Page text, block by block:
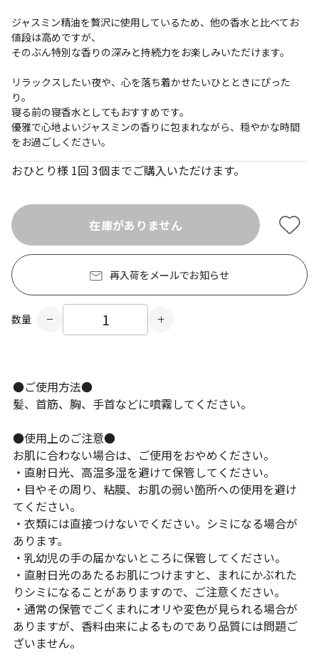
ジャスミン精油を贅沢に使用しているため、他の香水と比べてお
値段は高めですが、
そのぶん特別な香りの深みと持続力をお楽しみいただけます。
リラックスしたい夜や、心を落ち着かせたいひとときにぴった
り。
寝る前の寝香水としてもおすすめです。
優雅で心地よいジャスミンの香りに包まれながら、穏やかな時間
をお過ごしください。
おひとり様 1回 3個までご購入いただけます。
数量
在庫がありません
再入荷をメールでお知らせ
●ご使用方法●
髪、首筋、胸、手首などに噴霧してください。
●使用上のご注意●
お肌に合わない場合は、ご使用をおやめください。
・直射日光、高温多湿を避けて保管してください。
・目やその周り、粘膜、お肌の弱い箇所への使用を避け
てください。
・衣類には直接つけないでください。シミになる場合が
あります。
・乳幼児の手の届かないところに保管してください。
・直射日光のあたるお肌につけますと、まれにかぶれた
りシミになることがありますので、ご注意ください。
・通常の保管でごくまれにオリや変色が見られる場合が
ありますが、香料由来によるものであり品質には問題ご
ざいません。